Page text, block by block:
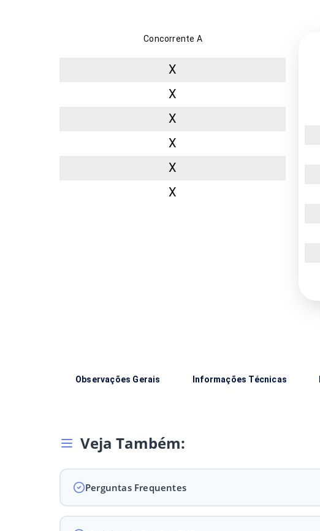
Concorrente A
X
X
X
X
X
X
Observações Gerais Informações Técnicas
Veja Também:
Perguntas Frequentes